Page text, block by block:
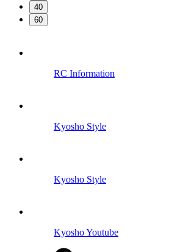
40
60
RC Information
Kyosho Style
Kyosho Style
Kyosho Youtube